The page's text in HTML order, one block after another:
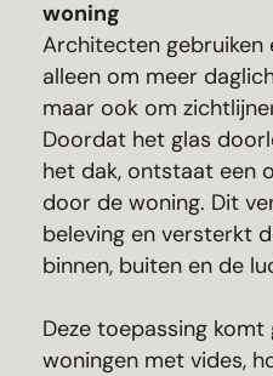
woning
Architecten gebruiken
alleen om meer
maar ook om
Doordat het glas
het dak, ontstaat een
door de woning. Dit
beleving en versterkt
binnen, buiten en de
Deze toepassing
woningen met vides,